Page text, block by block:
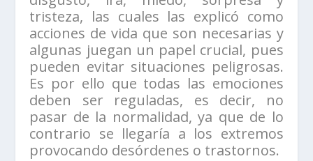
tristeza, las cuales las explicó como
acciones de vida que son necesarias y
algunas juegan un papel crucial, pues
pueden evitar situaciones peligrosas.
Es por ello que todas las emociones
deben ser reguladas, es decir, no
pasar de la normalidad, ya que de lo
contrario se llegaría a los extremos
provocando desórdenes o trastornos.